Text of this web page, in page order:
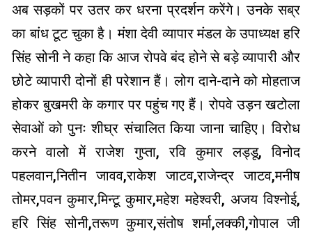
अब सड़कों पर उतर कर धरना प्रदर्शन करेंगे। उनके सब्र
का बांध टूट चुका है। मंशा देवी व्यापार मंडल के उपाध्यक्ष हरि
सिंह सोनी ने कहा कि आज रोपवे बंद होने से बड़े व्यापारी और
छोटे व्यापारी दोनों ही परेशान हैं। लोग दाने-दाने को मोहताज
होकर बुखमरी के कगार पर पहुंच गए हैं। रोपवे उड़न खटोला
सेवाओं को पुनः शीघ्र संचालित किया जाना चाहिए। विरोध
करने वालो‌ में राजेश गुप्ता, रवि कुमार लड्डू, विनोद‌
पहलवान,नितीन जावव,राकेश जाटव,राजेन्द्र जाटव,मनीष
तोमर,पवन कुमार,मिन्टू कुमार,महेश महेश्वरी, अजय विश्नोई,
हरि सिंह सोनी,तरूण कुमार,संतोष शर्मा,लक्की,गोपाल जी